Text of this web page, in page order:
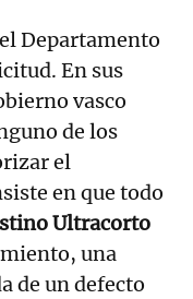
Departamento
En sus
vasco
de los
el
en que todo
Ultracorto
una
de un defecto